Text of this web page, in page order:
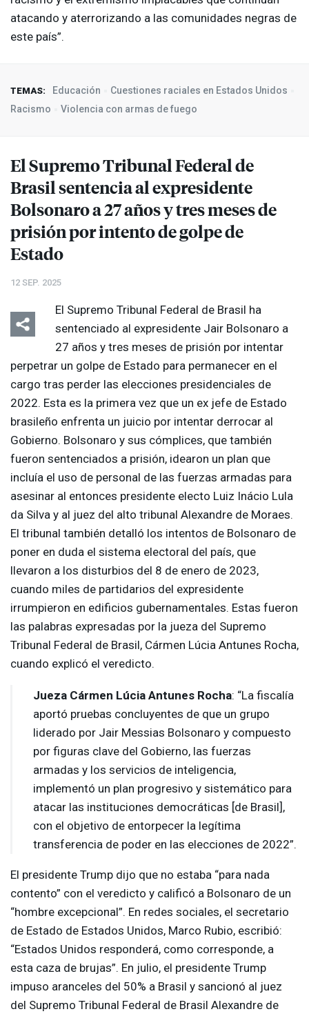
atacando y aterrorizando a las comunidades negras de
este país”.
TEMAS: Educación
Cuestiones raciales en Estados Unidos
Racismo
Violencia con armas de fuego
El Supremo Tribunal Federal de
Brasil sentencia al expresidente
Bolsonaro a 27 años y tres meses de
prisión por intento de golpe de
Estado
12 SEP. 2025
El Supremo Tribunal Federal de Brasil ha
sentenciado al expresidente Jair Bolsonaro a
27 años y tres meses de prisión por intentar
perpetrar un golpe de Estado para permanecer en el
cargo tras perder las elecciones presidenciales de
2022. Esta es la primera vez que un ex jefe de Estado
brasileño enfrenta un juicio por intentar derrocar al
Gobierno. Bolsonaro y sus cómplices, que también
fueron sentenciados a prisión, idearon un plan que
incluía el uso de personal de las fuerzas armadas para
asesinar al entonces presidente electo Luiz Inácio Lula
da Silva y al juez del alto tribunal Alexandre de Moraes.
El tribunal también detalló los intentos de Bolsonaro de
poner en duda el sistema electoral del país, que
llevaron a los disturbios del 8 de enero de 2023,
cuando miles de partidarios del expresidente
irrumpieron en edificios gubernamentales. Estas fueron
las palabras expresadas por la jueza del Supremo
Tribunal Federal de Brasil, Cármen Lúcia Antunes Rocha,
cuando explicó el veredicto.
Jueza Cármen Lúcia Antunes Rocha: “La fiscalía
aportó pruebas concluyentes de que un grupo
liderado por Jair Messias Bolsonaro y compuesto
por figuras clave del Gobierno, las fuerzas
armadas y los servicios de inteligencia,
implementó un plan progresivo y sistemático para
atacar las instituciones democráticas [de Brasil],
con el objetivo de entorpecer la legítima
transferencia de poder en las elecciones de 2022”.
El presidente Trump dijo que no estaba “para nada
contento” con el veredicto y calificó a Bolsonaro de un
“hombre excepcional”. En redes sociales, el secretario
de Estado de Estados Unidos, Marco Rubio, escribió:
“Estados Unidos responderá, como corresponde, a
esta caza de brujas”. En julio, el presidente Trump
impuso aranceles del 50% a Brasil y sancionó al juez
del Supremo Tribunal Federal de Brasil Alexandre de